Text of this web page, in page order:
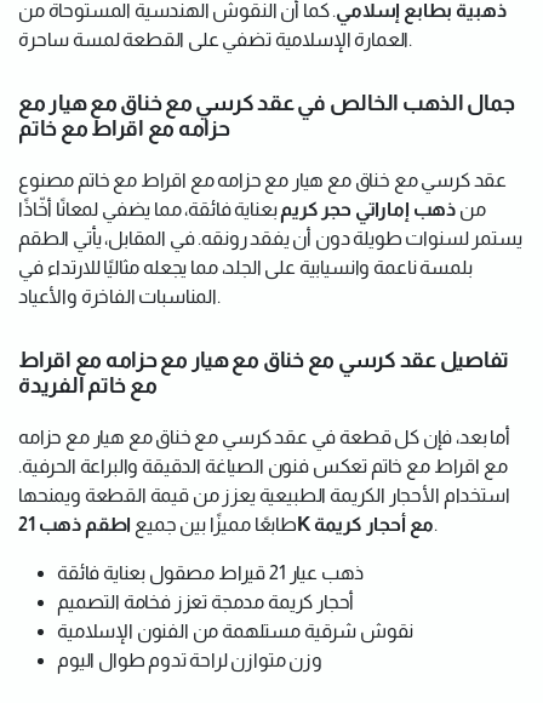
ذهبية بطابع إسلامي. كما أن النقوش الهندسية المستوحاة من
العمارة الإسلامية تضفي على القطعة لمسة ساحرة.
جمال الذهب الخالص في عقد كرسي مع خناق مع هيار مع
حزامه مع اقراط مع خاتم
عقد كرسي مع خناق مع هيار مع حزامه مع اقراط مع خاتم مصنوع
من ذهب إماراتي حجر كريمبعناية فائقة، مما يضفي لمعانًا أخّاذًا
يستمر لسنوات طويلة دون أن يفقد رونقه. في المقابل، يأتي الطقم
بلمسة ناعمة وانسيابية على الجلد، مما يجعله مثاليًا للارتداء في
المناسبات الفاخرة والأعياد.
تفاصيل عقد كرسي مع خناق مع هيار مع حزامه مع اقراط
مع خاتم الفريدة
أما بعد، فإن كل قطعة في عقد كرسي مع خناق مع هيار مع حزامه
مع اقراط مع خاتم تعكس فنون الصياغة الدقيقة والبراعة الحرفية.
استخدام الأحجار الكريمة الطبيعية يعزز من قيمة القطعة ويمنحها
طابعًا مميزًا بين جميع
اطقم ذهب 21K مع أحجار كريمة.
ذهب عيار 21 قيراط مصقول بعناية فائقة
أحجار كريمة مدمجة تعزز فخامة التصميم
نقوش شرقية مستلهمة من الفنون الإسلامية
وزن متوازن لراحة تدوم طوال اليوم